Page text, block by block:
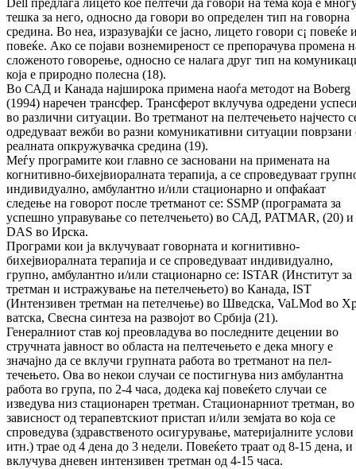
Dell предлага лицето кое пелтечи да говори на тема која е
тешка за него, односно да говори во определен тип на говорна
сре­ди­на. Во неа, изразувајќи се јасно, лицето го­во­ри с¡ повеќе
повеќе. Ако се појави воз­­не­ми­реност се препорачува промена
сло­­же­ното говорење, односно се налага друг тип на
која е природно по­лес­на (18).
Во САД и Канада најширока примена наоѓа ме­тодот на Boberg
(1994) наречен трансфер. Транс­ферот вклучува одредени
во раз­лични ситуации. Во третманот на пел­те­че­њето најчесто
одредуваат вежби во раз­ни комуникативни ситуации поврзани
реал­ната опкружувачка средина (19).
Меѓу програмите кои главно се засновани на примената на
когнитивно-би­хеј­вио­рал­на­та терапија, а се спроведуваат
ин­ди­видуално, амбулантно и/или стационарно и опфаќаат
следење на говорот после трет­ма­нот се: SSMP (програмата за
успешно уп­ра­ву­вање со петелчењето) во САД, PATMAR, (20) и
DAS во Ирска.
Програми кои ја вклучуваат говорната и ко­гни­­тивно-
бихејвиоралната терапија и се спро­ве­дуваат индивидуално,
групно, ам­бу­лант­но и/или стационарно се: ISTAR (Ин­сти­тут за
трет­ман и истражување на пе­тел­че­ње­то) во Ка­­на­да, IST
(Интензивен третман на пе­тел­че­ње) во Шведска, VaLMod во
ват­ска, Свес­на синтеза на развојот во Ср­би­ја (21).
Ге­не­ралниот став кој преовладува во пос­лед­ни­те децении во
стручната јавност во об­лас­та на пелтечењето е дека многу е
значајно да се вклучи групната работа во третманот на пел­
течењето. Ова во некои случаи се по­стиг­ну­ва низ амбулантна
работа во група, по 2-4 часа, додека кај повеќето случаи се
изведува низ стационарен третман. Стационарниот трет­ман, во
зависност од терапевтскиот прис­тап и/или земјата во која се
спроведува (здрав­ственото осигурување, материјалните ус­лови
итн.) трае од 4 дена до 3 недели. По­ве­ќето траат од 8-15 дена, и
вклучува дневен ин­тензивен третман од 4-15 часа.